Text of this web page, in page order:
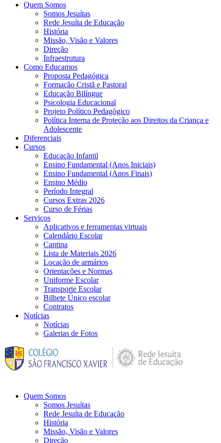
Quem Somos
Somos Jesuítas
Rede Jesuíta de Educação
História
Missão, Visão e Valores
Direção
Infraestrutura
Como Educamos
Proposta Pedagógica
Formação Cristã e Pastoral
Educação Bilíngue
Psicologia Educacional
Projeto Político Pedagógico
Política Interna de Proteção aos Direitos da Criança e
Adolescente
Diferenciais
Cursos
Educação Infantil
Ensino Fundamental (Anos Iniciais)
Ensino Fundamental (Anos Finais)
Ensino Médio
Período Integral
Cursos Extras 2026
Curso de Férias
Serviços
Aplicativos e ferramentas virtuais
Calendário Escolar
Cantina
Lista de Materiais 2026
Locação de armários
Orientações e Normas
Uniforme Escolar
Transporte Escolar
Bilhete Único escolar
Contratos
Notícias
Notícias
Galerias de Fotos
Quem Somos
Somos Jesuítas
Rede Jesuíta de Educação
História
Missão, Visão e Valores
Direção